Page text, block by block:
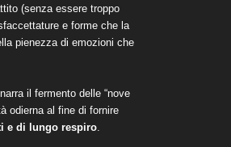
(senza essere troppo
e forme che la
pienezza di emozioni che
il fermento delle “nove
odierna al fine di fornire
e di lungo respiro.